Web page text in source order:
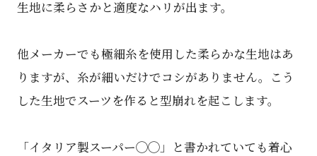
⽣地に柔らさかと適度なハリが出ます。
他メーカーでも極細糸を使用した柔らかな生地はあ
りますが、糸が細いだけでコシがありません。こう
した生地でスーツを作ると型崩れを起こします。
「イタリア製スーパー◯◯」と書かれていても着心